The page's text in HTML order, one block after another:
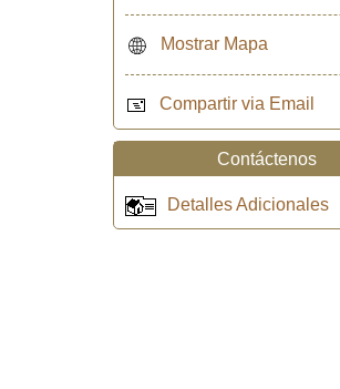
Mostrar Mapa
Compartir via Email
Contáctenos
Detalles Adicionales